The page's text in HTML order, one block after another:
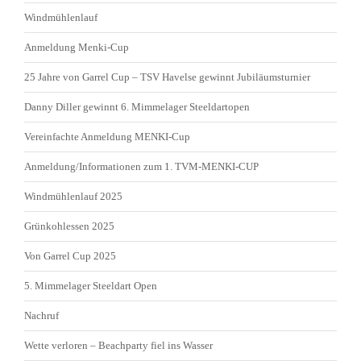
Windmühlenlauf
Anmeldung Menki-Cup
25 Jahre von Garrel Cup – TSV Havelse gewinnt Jubiläumsturnier
Danny Diller gewinnt 6. Mimmelager Steeldartopen
Vereinfachte Anmeldung MENKI-Cup
Anmeldung/Informationen zum 1. TVM-MENKI-CUP
Windmühlenlauf 2025
Grünkohlessen 2025
Von Garrel Cup 2025
5. Mimmelager Steeldart Open
Nachruf
Wette verloren – Beachparty fiel ins Wasser